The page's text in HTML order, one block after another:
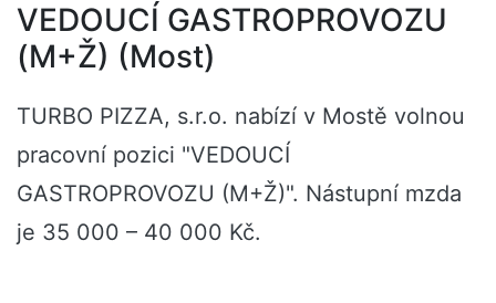
VEDOUCÍ GASTROPROVOZU
(M+Ž) (Most)
TURBO PIZZA, s.r.o. nabízí v Mostě volnou
pracovní pozici "VEDOUCÍ
GASTROPROVOZU (M+Ž)". Nástupní mzda
je 35 000 – 40 000 Kč.